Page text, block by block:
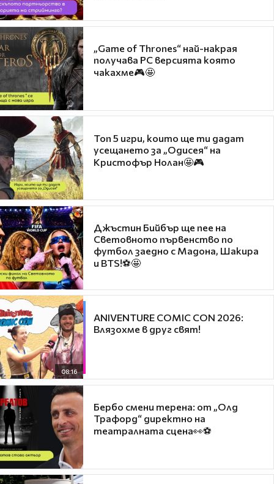
„Game of Thrones“ най-накрая
получава PC версията която
чакахме🎮🤩
Топ 5 игри, които ще ти дадат
усещането за „Одисея“ на
Кристофър Нолан🤩🎮
Джъстин Бийбър ще пее на
Световното първенство по
футбол заедно с Мадона, Шакира
и BTS!⚽🤩
08:16
ANIVENTURE COMIC CON 2026:
Влязохме в друг свят!
Бербо смени терена: от „Олд
Трафорд“ директно на
театралната сцена👀⚽